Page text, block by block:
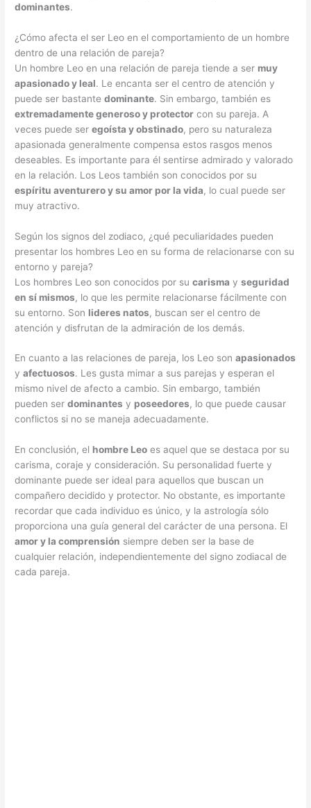
dominantes.
¿Cómo afecta el ser Leo en el comportamiento de un hombre
dentro de una relación de pareja?
Un hombre Leo en una relación de pareja tiende a ser muy
apasionado y leal. Le encanta ser el centro de atención y
puede ser bastantedominante. Sin embargo, también es
extremadamente generoso y protector con su pareja. A
veces puede seregoísta y obstinado, pero su naturaleza
apasionada generalmente compensa estos rasgos menos
deseables. Es importante para él sentirse admirado y valorado
en la relación. Los Leos también son conocidos por su
espíritu aventurero y su amor por la vida, lo cual puede ser
muy atractivo.
Según los signos del zodiaco, ¿qué peculiaridades pueden
presentar los hombres Leo en su forma de relacionarse con su
entorno y pareja?
Los hombres Leo son conocidos por sucarisma yseguridad
en sí mismos, lo que les permite relacionarse fácilmente con
su entorno. Son lideres natos, buscan ser el centro de
atención y disfrutan de la admiración de los demás.
En cuanto a las relaciones de pareja, los Leo sonapasionados
yafectuosos. Les gusta mimar a sus parejas y esperan el
mismo nivel de afecto a cambio. Sin embargo, también
pueden serdominantes y poseedores, lo que puede causar
conflictos si no se maneja adecuadamente.
En conclusión, el hombre Leo es aquel que se destaca por su
carisma, coraje y consideración. Su personalidad fuerte y
dominante puede ser ideal para aquellos que buscan un
compañero decidido y protector. No obstante, es importante
recordar que cada individuo es único, y la astrología sólo
proporciona una guía general del carácter de una persona. El
amor y la comprensión siempre deben ser la base de
cualquier relación, independientemente del signo zodiacal de
cada pareja.